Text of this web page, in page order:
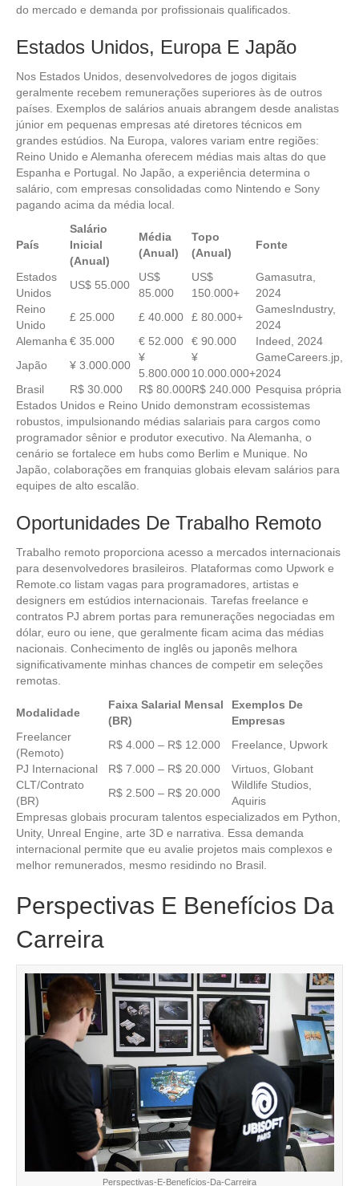
do mercado e demanda por profissionais qualificados.
Estados Unidos, Europa E Japão
Nos Estados Unidos, desenvolvedores de jogos digitais
geralmente recebem remunerações superiores às de outros
países. Exemplos de salários anuais abrangem desde analistas
júnior em pequenas empresas até diretores técnicos em
grandes estúdios. Na Europa, valores variam entre regiões:
Reino Unido e Alemanha oferecem médias mais altas do que
Espanha e Portugal. No Japão, a experiência determina o
salário, com empresas consolidadas como Nintendo e Sony
pagando acima da média local.
País
Salário
Inicial
(Anual)
Média
(Anual)
Topo
(Anual)
Fonte
Estados
Unidos
US$ 55.000
US$
85.000
US$
150.000+
Gamasutra,
2024
Reino
Unido
£ 25.000 £ 40.000 £ 80.000+
GamesIndustry,
2024
Alemanha € 35.000 € 52.000 € 90.000
Indeed, 2024
Japão
¥ 3.000.000
¥
5.800.000
¥
10.000.000+
GameCareers.jp,
2024
Brasil
R$ 30.000 R$ 80.000R$ 240.000 Pesquisa própria
Estados Unidos e Reino Unido demonstram ecossistemas
robustos, impulsionando médias salariais para cargos como
programador sênior e produtor executivo. Na Alemanha, o
cenário se fortalece em hubs como Berlim e Munique. No
Japão, colaborações em franquias globais elevam salários para
equipes de alto escalão.
Oportunidades De Trabalho Remoto
Trabalho remoto proporciona acesso a mercados internacionais
para desenvolvedores brasileiros. Plataformas como Upwork e
Remote.co listam vagas para programadores, artistas e
designers em estúdios internacionais. Tarefas freelance e
contratos PJ abrem portas para remunerações negociadas em
dólar, euro ou iene, que geralmente ficam acima das médias
nacionais. Conhecimento de inglês ou japonês melhora
significativamente minhas chances de competir em seleções
remotas.
Modalidade
Faixa Salarial Mensal
(BR)
Exemplos De
Empresas
Freelancer
(Remoto)
R$ 4.000 – R$ 12.000
Freelance, Upwork
PJ Internacional
R$ 7.000 – R$ 20.000
Virtuos, Globant
CLT/Contrato
(BR)
R$ 2.500 – R$ 20.000
Wildlife Studios,
Aquiris
Empresas globais procuram talentos especializados em Python,
Unity, Unreal Engine, arte 3D e narrativa. Essa demanda
internacional permite que eu avalie projetos mais complexos e
melhor remunerados, mesmo residindo no Brasil.
Perspectivas E Benefícios Da
Carreira
Perspectivas-E-Benefícios-Da-Carreira